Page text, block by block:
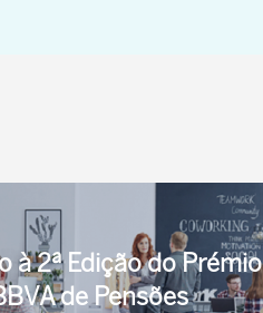
à 2ª Edição do Prémio
de Pensões